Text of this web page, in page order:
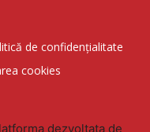
de confidențialitate
cookies
dezvoltata de